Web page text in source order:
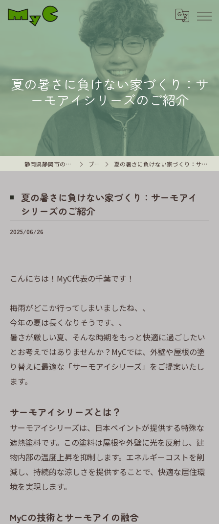
夏の暑さに負けない家づくり：サ
ーモアイシリーズのご紹介
静岡県静岡市の外壁塗装はMyC ブログ 夏の暑さに負けない家づくり：サーモアイシリーズのご紹介
夏の暑さに負けない家づくり：サーモアイ
シリーズのご紹介
2025/06/26
こんにちは！MyC代表の千葉です！
梅雨がどこか行ってしまいましたね、、
今年の夏は長くなりそうです、、
暑さが厳しい夏、そんな時期をもっと快適に過ごしたい
とお考えではありませんか？MyCでは、外壁や屋根の塗
り替えに最適な「サーモアイシリーズ」をご提案いたし
ます。
サーモアイシリーズとは？
サーモアイシリーズは、日本ペイントが提供する特殊な
遮熱塗料です。この塗料は屋根や外壁に光を反射し、建
物内部の温度上昇を抑制します。エネルギーコストを削
減し、持続的な涼しさを提供することで、快適な居住環
境を実現します。
MyCの技術とサーモアイの融合